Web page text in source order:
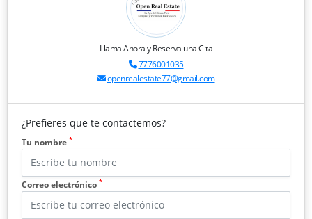
Llama Ahora y Reserva una Cita
7776001035
openrealestate77@gmail.com
¿Prefieres que te contactemos?
Tu nombre *
Correo electrónico *